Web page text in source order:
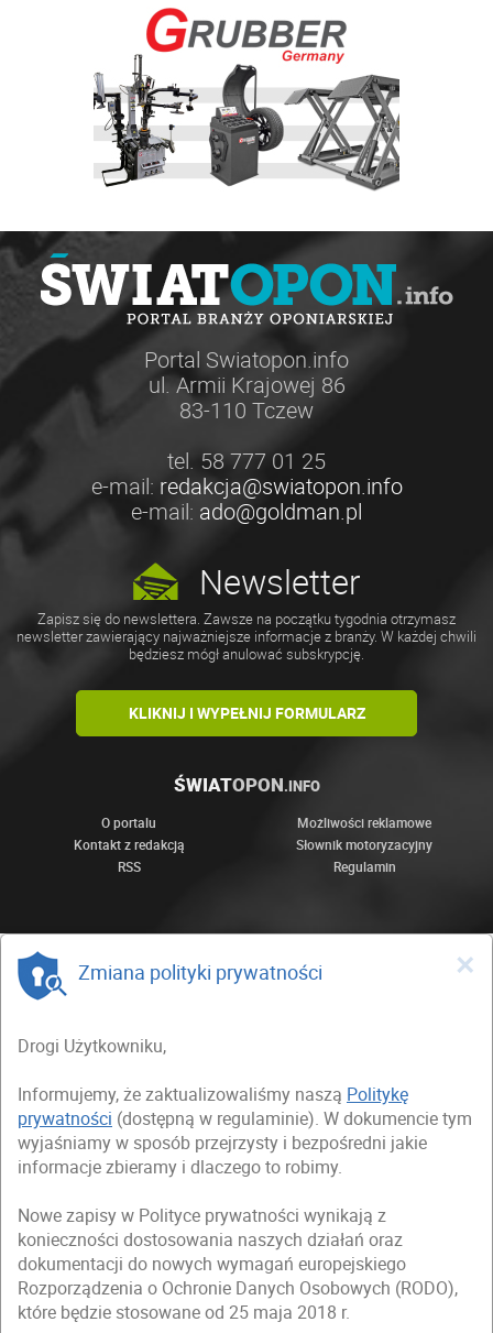
Portal Swiatopon.info
ul. Armii Krajowej 86
83-110 Tczew
tel. 58 777 01 25
e-mail: redakcja@swiatopon.info
e-mail: ado@goldman.pl
Newsletter
Zapisz się do newslettera. Zawsze na początku tygodnia otrzymasz
newsletter zawierający najważniejsze informacje z branży. W każdej chwili
będziesz mógł anulować subskrypcję.
KLIKNIJ I WYPEŁNIJ FORMULARZ
ŚWIATOPON.INFO
O portalu
Możliwości reklamowe
Kontakt z redakcją
Słownik motoryzacyjny
RSS
Regulamin
×
Zmiana polityki prywatności
Drogi Użytkowniku,
Informujemy, że zaktualizowaliśmy naszą Politykę
prywatności (dostępną w regulaminie). W dokumencie tym
wyjaśniamy w sposób przejrzysty i bezpośredni jakie
informacje zbieramy i dlaczego to robimy.
Nowe zapisy w Polityce prywatności wynikają z
konieczności dostosowania naszych działań oraz
dokumentacji do nowych wymagań europejskiego
Rozporządzenia o Ochronie Danych Osobowych (RODO),
które będzie stosowane od 25 maja 2018 r.